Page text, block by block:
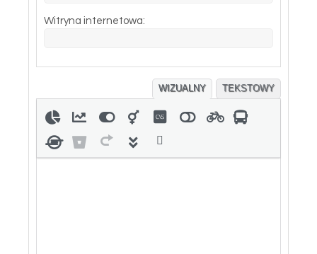
Witryna internetowa:
WIZUALNY TEKSTOWY